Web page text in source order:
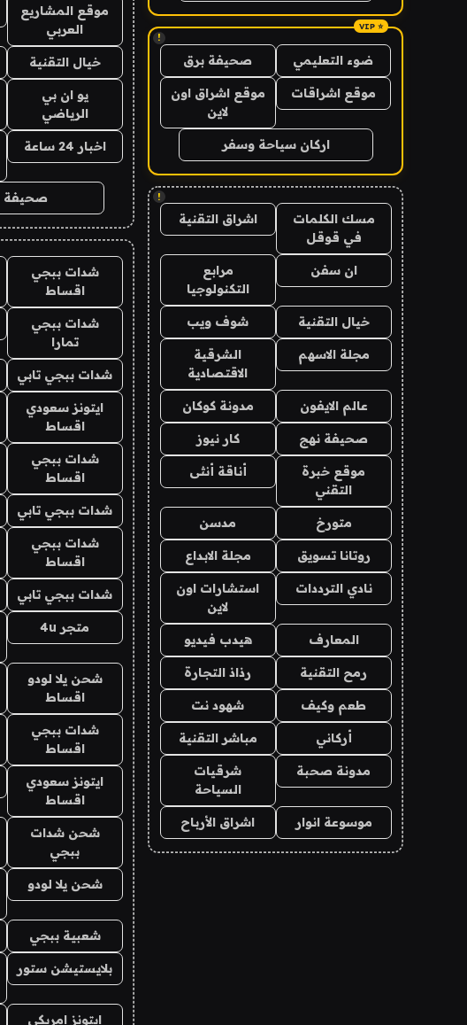
!
ضوء التعليمي صحيفة برق
موقع اشراقات
موقع اشراق اون
لاين
اركان سياحة وسفر
!
مسك الكلمات
في قوقل
اشراق التقنية
ان سفن
مرابع
التكنولوجيا
خيال التقنية شوف ويب
مجلة الاسهم
الشرقية
الاقتصادية
عالم الايفون مدونة كوكان
صحيفة نهج كار نيوز
موقع خبرة
التقني
أناقة أنثى
متورخ مدسن
روتانا تسويق مجلة الابداع
نادي الترددات
استشارات اون
لاين
المعارف هيدب فيديو
رمح التقنية رذاذ التجارة
طعم وكيف شهود نت
أركاني مباشر التقنية
مدونة صحبة
شرقيات
السياحة
موسوعة انوار اشراق الأرباح
موقع المشاريع
العربي
خيال التقنية
يو ان بي
الرياضي
اخبار 24 ساعة
صحيفة
شدات ببجي
اقساط
شدات ببجي
تمارا
شدات ببجي تابي
ايتونز سعودي
اقساط
شدات ببجي
اقساط
شدات ببجي تابي
شدات ببجي
اقساط
شدات ببجي تابي
متجر 4u
شحن يلا لودو
اقساط
شدات ببجي
اقساط
ايتونز سعودي
اقساط
شحن شدات
ببجي
شحن يلا لودو
شعبية ببجي
بلايستيشن ستور
ايتونز امريكي